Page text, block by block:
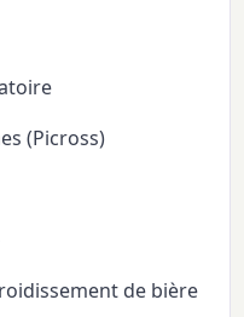
(Picross)
de bière